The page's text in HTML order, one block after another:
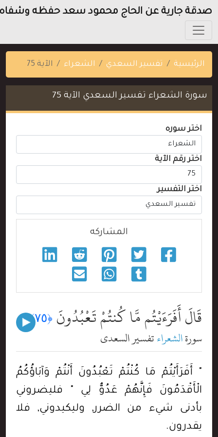
صدقة جارية عن الحاج محمود سعد حفظه وشفاه
الرئيسية تفسير السعدي الشعراء الآية 75
سورة الشعراء تفسير السعدي الآية 75
اختر سوره
اختر رقم الآية
اختر التفسير
المشاركه
قَالَ أَفَرَءَيْتُم مَّا كُنتُمْ تَعْبُدُونَ ﴿٧٥﴾
سورةالشعراءتفسير السعدي
" أَفَرَأَيْتُمْ مَا كُنْتُمْ تَعْبُدُونَ أَنْتُمْ وَآبَاؤُكُمُ
الْأَقْدَمُونَ فَإِنَّهُمْ عَدُوٌّ لِي " فليضروني
بأدنى شيء من الضرر, وليكيدوني, فلا
يقدرون.